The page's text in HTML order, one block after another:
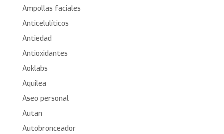
Ampollas faciales
Anticelulíticos
Antiedad
Antioxidantes
Aoklabs
Aquilea
Aseo personal
Autan
Autobronceador